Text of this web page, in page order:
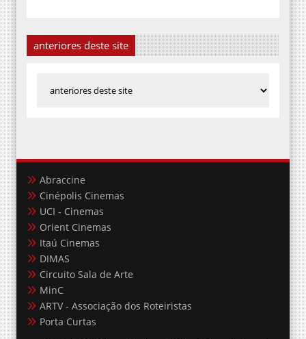
anteriores deste site
Abraccine
Cinépolis Cinemas
UCI - Cinemas
Orient Cinemas
Itaú Cinemas
DIMAS
Circuito Sala de Arte
MinC
ARTV - Associação dos Roteiristas
Porta Curtas